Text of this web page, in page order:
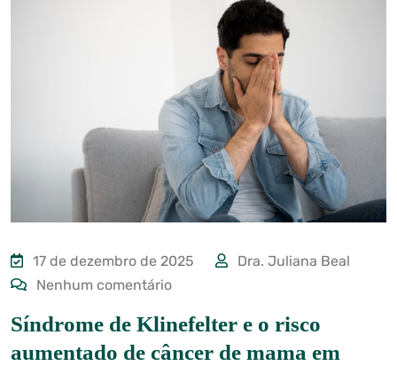
17 de dezembro de 2025
Dra. Juliana Beal
Nenhum comentário
Síndrome de Klinefelter e o risco
aumentado de câncer de mama em